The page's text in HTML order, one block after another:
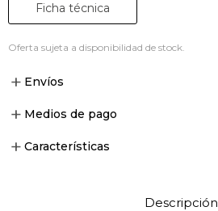
Ficha técnica
Oferta sujeta a disponibilidad de stock.
Envíos
Medios de pago
Características
Descripción